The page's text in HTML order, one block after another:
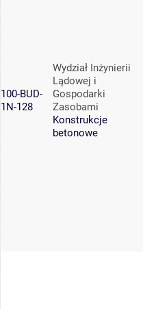
100-BUD-
1N-128
Wydział Inżynierii
Lądowej i
Gospodarki
Zasobami
Konstrukcje
betonowe